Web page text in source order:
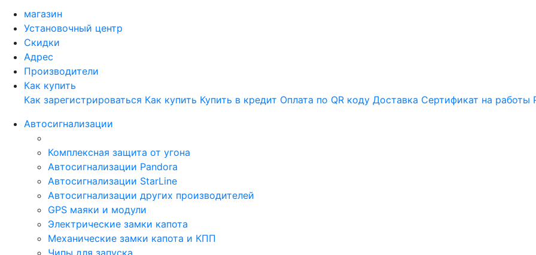
магазин
Установочный центр
Скидки
Адрес
Производители
Как купить
Как зарегистрироваться Как купить Купить в кредит Оплата по QR коду Доставка Сертификат на работы
Автосигнализации
Комплексная защита от угона
Автосигнализации Pandora
Автосигнализации StarLine
Автосигнализации других производителей
GPS маяки и модули
Электрические замки капота
Механические замки капота и КПП
Чипы для запуска